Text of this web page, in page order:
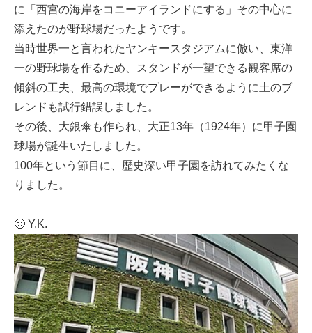
に「西宮の海岸をコニーアイランドにする」その中心に
添えたのが野球場だったようです。
当時世界一と言われたヤンキースタジアムに倣い、東洋
一の野球場を作るため、スタンドが一望できる観客席の
傾斜の工夫、最高の環境でプレーができるように土のブ
レンドも試行錯誤しました。
その後、大銀傘も作られ、大正13年（1924年）に甲子園
球場が誕生いたしました。
100年という節目に、歴史深い甲子園を訪れてみたくな
りました。
🙂 Y.K.